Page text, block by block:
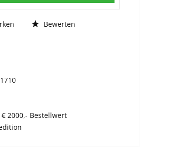
Bewerten
2000,- Bestellwert